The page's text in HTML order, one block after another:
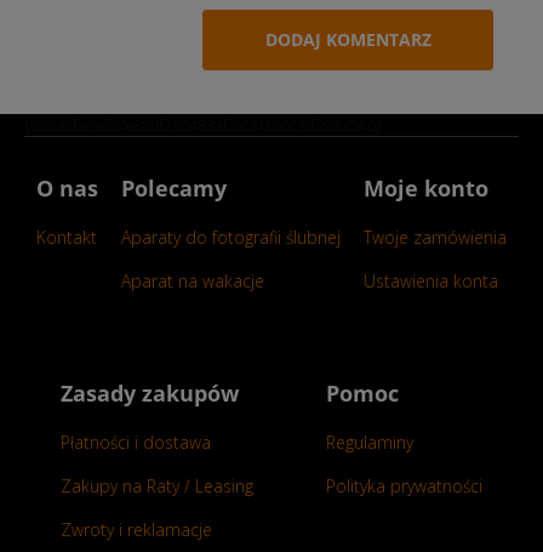
DODAJ KOMENTARZ
O nas
Kontakt
Polecamy
Aparaty do fotografii ślubnej
Aparat na wakacje
Moje konto
Twoje zamówienia
Ustawienia konta
Zasady zakupów
Płatności i dostawa
Zakupy na Raty / Leasing
Zwroty i reklamacje
Pomoc
Regulaminy
Polityka prywatności